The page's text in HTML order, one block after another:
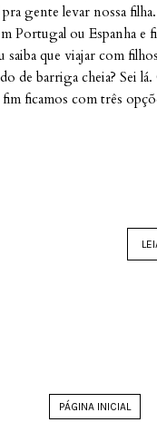
gente levar nossa
Portugal ou Espanha e
saiba que viajar com
de barriga cheia? Sei
ficamos com três
PÁGINA INICIAL